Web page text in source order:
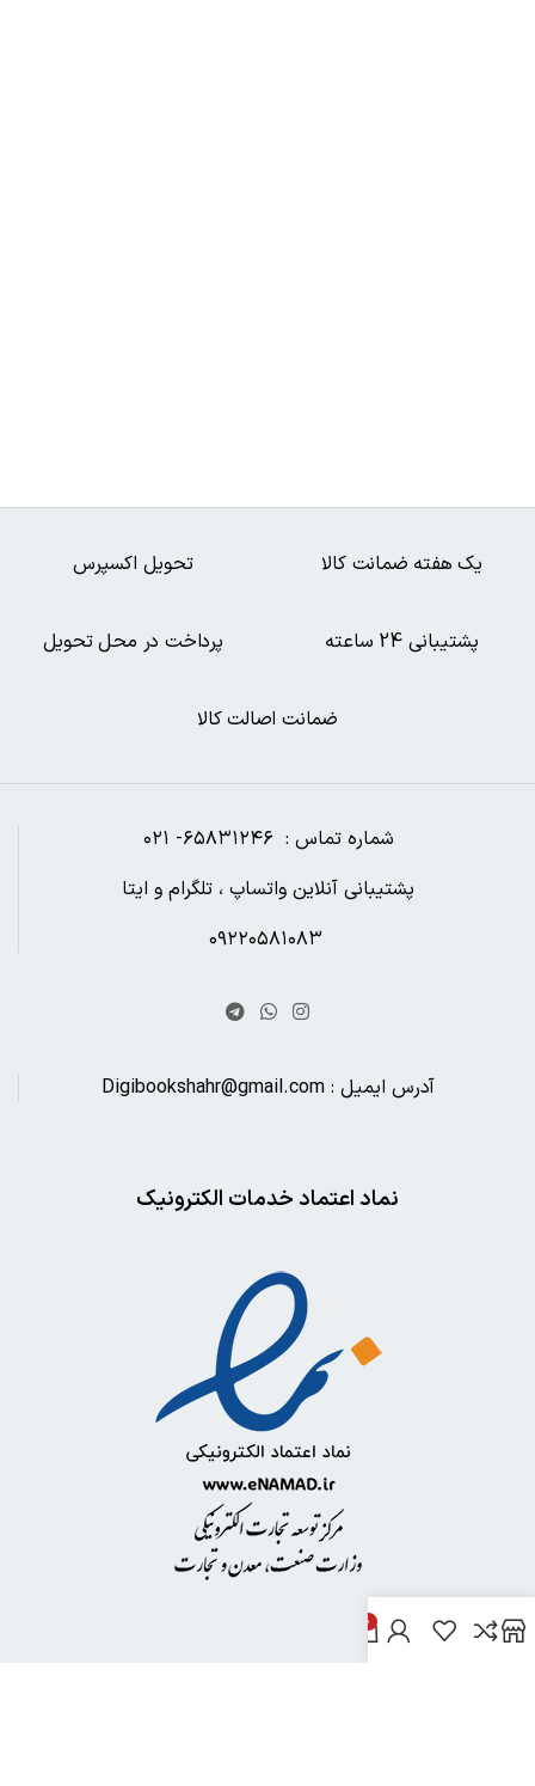
ضمانت اصالت کالا
پرداخت در محل تحویل پشتیبانی 24 ساعته
تحویل اکسپرس یک هفته ضمانت کالا
شماره تماس : ۶۵۸۳۱۲۴۶- ۰۲۱
پشتیبانی آنلاین واتساپ ، تلگرام و ایتا
آدرس ایمیل : Digibookshahr@gmail.com
نماد اعتماد خدمات الکترونیک
0